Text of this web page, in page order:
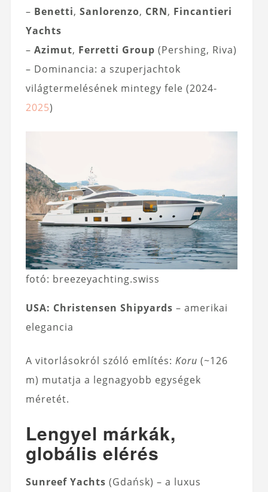
– Benetti, Sanlorenzo, CRN, Fincantieri
Yachts
– Azimut, Ferretti Group (Pershing, Riva)
– Dominancia: a szuperjachtok
világtermelésének mintegy fele (2024-
2025)
fotó: breezeyachting.swiss
USA: Christensen Shipyards – amerikai
elegancia
A vitorlásokról szóló említés: Koru (~126
m) mutatja a legnagyobb egységek
méretét.
Lengyel márkák,
globális elérés
Sunreef Yachts (Gdańsk) – a luxus